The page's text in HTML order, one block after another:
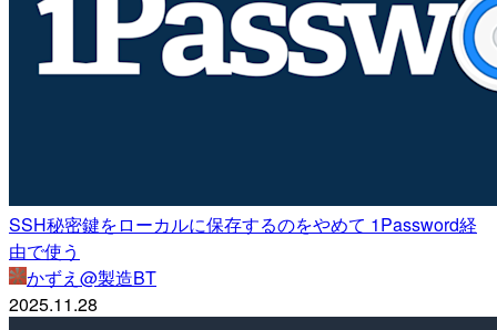
SSH秘密鍵をローカルに保存するのをやめて 1Password経
由で使う
かずえ@製造BT
2025.11.28